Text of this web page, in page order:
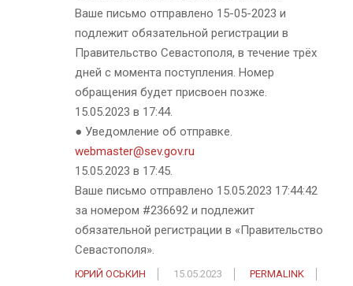
Ваше письмо отправлено 15-05-2023 и
подлежит обязательной регистрации в
Правительство Севастополя, в течение трёх
дней с момента поступления. Номер
обращения будет присвоен позже.
15.05.2023 в 17:44.
● Уведомление об отправке.
webmaster@sev.gov.ru
15.05.2023 в 17:45.
Ваше письмо отправлено 15.05.2023 17:44:42
за номером #236692 и подлежит
обязательной регистрации в «Правительство
Севастополя».
ЮРИЙ ОСЬКИН 15.05.2023
PERMALINK